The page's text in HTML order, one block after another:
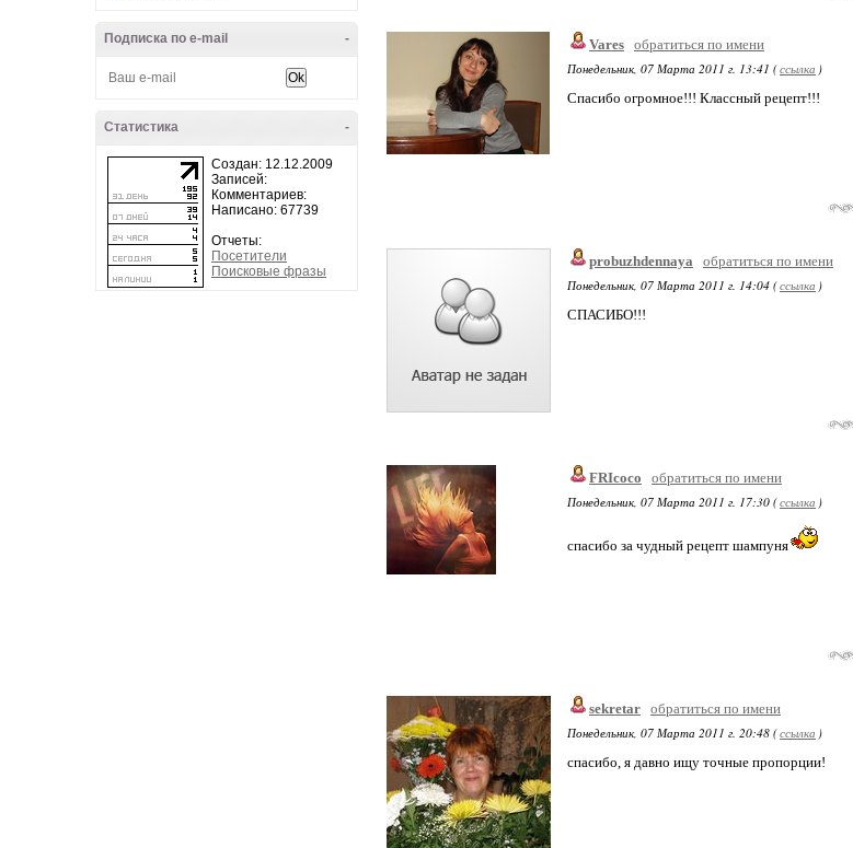
-
Подписка по e-mail
-
Статистика
Создан: 12.12.2009
Записей:
Комментариев:
Написано: 67739
Отчеты:
Посетители
Поисковые фразы
Vares обратиться по имени
Понедельник, 07 Марта 2011 г. 13:41 (ссылка )
Спасибо огромное!!! Классный рецепт!!!
probuzhdennaya
обратиться по имени
Понедельник, 07 Марта 2011 г. 14:04 (ссылка )
СПАСИБО!!!
FRIcoco
обратиться по имени
Понедельник, 07 Марта 2011 г. 17:30 (ссылка )
спасибо за чудный рецепт шампуня
sekretar обратиться по имени
Понедельник, 07 Марта 2011 г. 20:48 (ссылка )
спасибо, я давно ищу точные пропорции!